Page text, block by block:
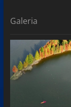
Galeria